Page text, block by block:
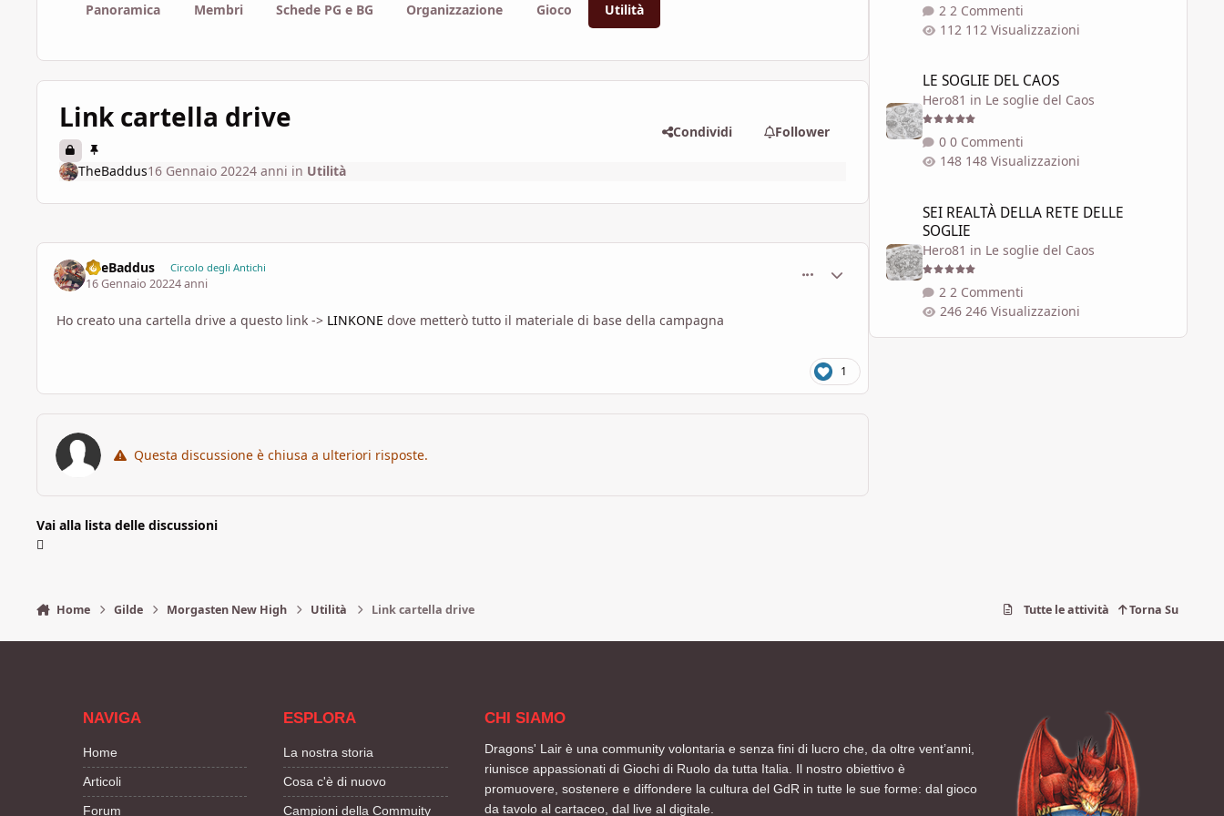
Panoramica Membri Schede PG e BG Organizzazione Gioco Utilità
Link cartella drive Condividi Follower
TheBaddus16 Gennaio 20224 anni in Utilità
TheBaddus Circolo degli Antichi
16 Gennaio 20224 anni
comment_1787970
Statistiche Autore
Ho creato una cartella drive a questo link -> LINKONE dove metterò tutto il materiale di base della campagna
1
Questa discussione è chiusa a ulteriori risposte.
Vai alla lista delle discussioni
2 Commenti
112 Visualizzazioni
LE SOGLIE DEL CAOS
Hero81 in Le soglie del Caos
0 Commenti
148 Visualizzazioni
SEI REALTÀ DELLA RETE DELLE SOGLIE
SEI REALTÀ DELLA RETE DELLE
SOGLIE
Hero81 in Le soglie del Caos
2 Commenti
246 Visualizzazioni
Home Gilde Morgasten New High Utilità Link cartella drive Tutte le attività Torna Su
NAVIGA
Home
Articoli
Forum
ESPLORA
La nostra storia
Cosa c'è di nuovo
Campioni della Commuity
CHI SIAMO
Dragons' Lair è una community volontaria e senza fini di lucro che, da oltre vent’anni,
riunisce appassionati di Giochi di Ruolo da tutta Italia. Il nostro obiettivo è
promuovere, sostenere e diffondere la cultura del GdR in tutte le sue forme: dal gioco
da tavolo al cartaceo, dal live al digitale.